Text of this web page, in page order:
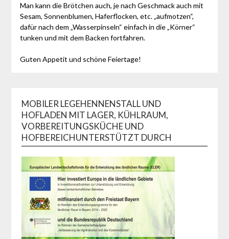
Man kann die Brötchen auch, je nach Geschmack auch mit
Sesam, Sonnenblumen, Haferflocken, etc. „aufmotzen“,
dafür nach dem „Wasserpinseln“ einfach in die „Körner“
tunken und mit dem Backen fortfahren.
Guten Appetit und schöne Feiertage!
MOBILER LEGEHENNENSTALL UND
HOFLADEN MIT LAGER, KÜHLRAUM,
VORBEREITUNGSKÜCHE UND
HOFBEREICHUNTERSTÜTZT DURCH